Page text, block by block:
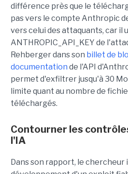
différence près que le
pas vers le compte Anthropic
vers celui des attaquants, car il
ANTHROPIC_API_KEY de
Rehberger dans son billet de
documentation de l'API
permet d'exfiltrer jusqu'à 30
limite quant au nombre de
téléchargés.
Contourner les
l'IA
Dans son rapport, le chercheur